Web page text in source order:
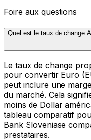
Foire aux questions
Quel est le taux de change
Le taux de change
pour convertir Euro
peut inclure une
du marché. Cela
moins de Dollar
tableau comparatif
Bank Sloveniase
prestataires.